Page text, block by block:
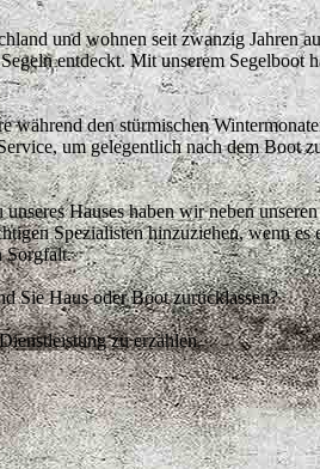
und wohnen seit zwanzig Jahren
entdeckt. Mit unserem Segelboot
während den stürmischen
um gelegentlich nach dem Boot
Hauses haben wir neben
Spezialisten hinzuziehen, wenn
Sorgfalt.
Sie Haus oder Boot zurücklassen?
zu erzählen.